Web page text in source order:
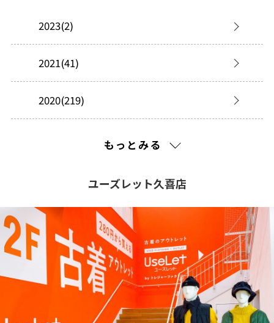
2023(2)
2021(41)
2020(219)
2017(225)
2016(161)
2015(101)
もっとみる
ユーズレット久喜店